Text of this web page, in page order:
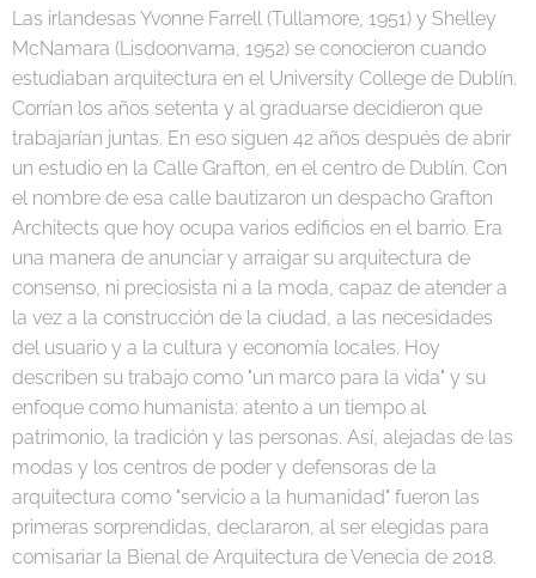
Las irlandesas Yvonne Farrell (Tullamore, 1951) y Shelley
McNamara (Lisdoonvarna, 1952) se conocieron cuando
estudiaban arquitectura en el University College de Dublín.
Corrían los años setenta y al graduarse decidieron que
trabajarían juntas. En eso siguen 42 años después de abrir
un estudio en la Calle Grafton, en el centro de Dublín. Con
el nombre de esa calle bautizaron un despacho Grafton
Architects que hoy ocupa varios edificios en el barrio. Era
una manera de anunciar y arraigar su arquitectura de
consenso, ni preciosista ni a la moda, capaz de atender a
la vez a la construcción de la ciudad, a las necesidades
del usuario y a la cultura y economía locales. Hoy
describen su trabajo como "un marco para la vida" y su
enfoque como humanista: atento a un tiempo al
patrimonio, la tradición y las personas. Así, alejadas de las
modas y los centros de poder y defensoras de la
arquitectura como "servicio a la humanidad" fueron las
primeras sorprendidas, declararon, al ser elegidas para
comisariar la Bienal de Arquitectura de Venecia de 2018.